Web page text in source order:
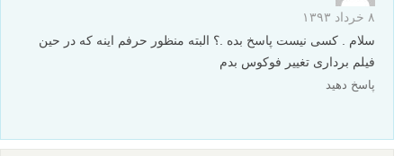
۸ خرداد ۱۳۹۳
سلام . کسی نیست پاسخ بده .؟ البته منظور حرفم اینه که در حین
فیلم برداری تغییر فوکوس بدم
پاسخ دهید